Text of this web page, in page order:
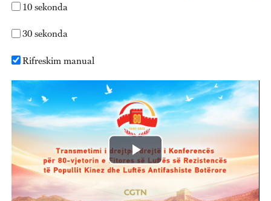
10 sekonda
30 sekonda
Rifreskim manual
Play
Video